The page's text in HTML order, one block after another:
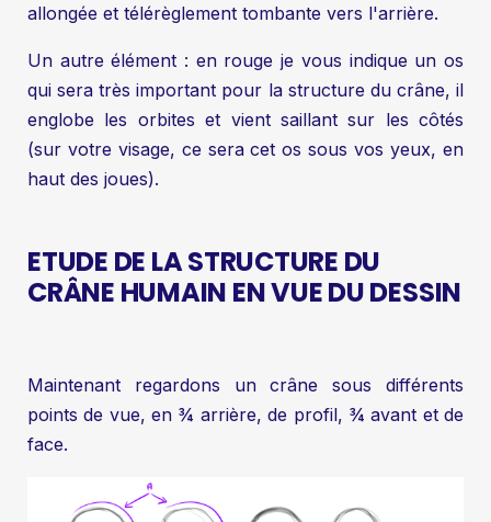
allongée et télérèglement tombante vers l'arrière.
Un autre élément : en rouge je vous indique un os
qui sera très important pour la structure du crâne, il
englobe les orbites et vient saillant sur les côtés
(sur votre visage, ce sera cet os sous vos yeux, en
haut des joues).
ETUDE DE LA STRUCTURE DU
CRÂNE HUMAIN EN VUE DU DESSIN
Maintenant regardons un crâne sous différents
points de vue, en ¾ arrière, de profil, ¾ avant et de
face.